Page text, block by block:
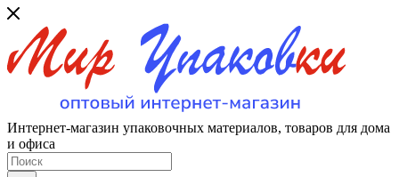
Интернет-магазин упаковочных материалов, товаров для дома
и офиса